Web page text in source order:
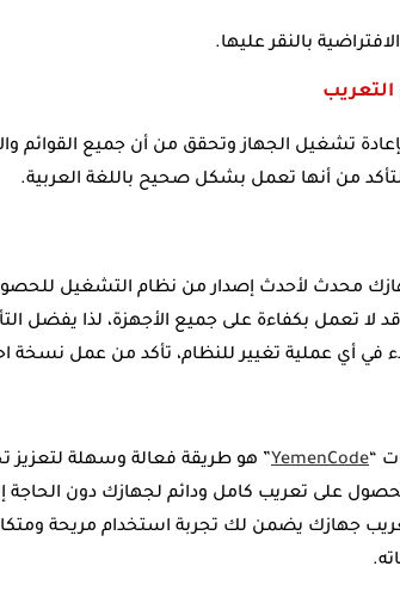
بالنقر عليها.
تشغيل الجهاز وتحقق من أن جميع القوائم
من أنها تعمل بشكل صحيح باللغة العربية.
محدث لأحدث إصدار من نظام التشغيل
تعمل بكفاءة على جميع الأجهزة، لذا يفضل
في أي عملية تغيير للنظام، تأكد من عمل نسخة
“
YemenCode” هو طريقة فعالة وسهلة لتعزيز
على تعريب كامل ودائم لجهازك دون الحاجة
جهازك يضمن لك تجربة استخدام مريحة